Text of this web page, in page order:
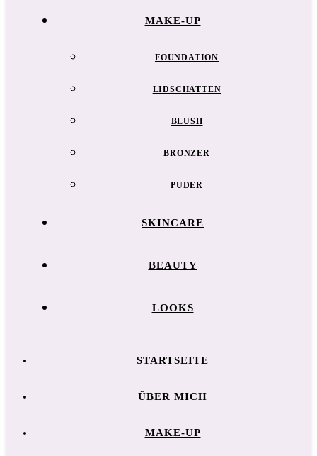
MAKE-UP
FOUNDATION
LIDSCHATTEN
BLUSH
BRONZER
PUDER
SKINCARE
BEAUTY
LOOKS
STARTSEITE
ÜBER MICH
MAKE-UP